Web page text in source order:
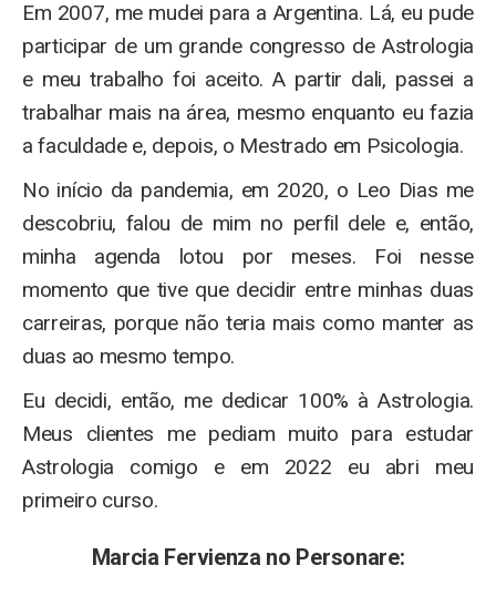
Em 2007, me mudei para a Argentina. Lá, eu pude
participar de um grande congresso de Astrologia
e meu trabalho foi aceito. A partir dali, passei a
trabalhar mais na área, mesmo enquanto eu fazia
a faculdade e, depois, o Mestrado em Psicologia.
No início da pandemia, em 2020, o Leo Dias me
descobriu, falou de mim no perfil dele e, então,
minha agenda lotou por meses. Foi nesse
momento que tive que decidir entre minhas duas
carreiras, porque não teria mais como manter as
duas ao mesmo tempo.
Eu decidi, então, me dedicar 100% à Astrologia.
Meus clientes me pediam muito para estudar
Astrologia comigo e em 2022 eu abri meu
primeiro curso.
Marcia Fervienza no Personare: